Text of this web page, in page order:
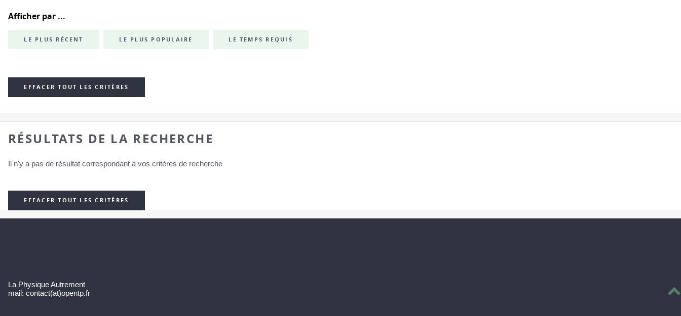
Afficher par ...
LE PLUS RÉCENT LE PLUS POPULAIRE LE TEMPS REQUIS
EFFACER TOUT LES CRITÈRES
RÉSULTATS DE LA RECHERCHE
Il n'y a pas de résultat correspondant à vos critères de recherche
EFFACER TOUT LES CRITÈRES
La Physique Autrement
mail: contact(at)opentp.fr